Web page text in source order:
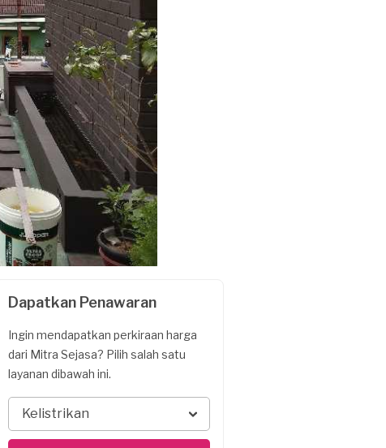
Dapatkan Penawaran
Ingin mendapatkan perkiraan harga
dari Mitra Sejasa? Pilih salah satu
layanan dibawah ini.
Kelistrikan